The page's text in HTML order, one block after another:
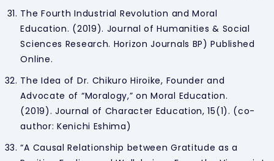
The Fourth Industrial Revolution and Moral
Education. (2019). Journal of Humanities & Social
Sciences Research. Horizon Journals BP) Published
Online.
The Idea of Dr. Chikuro Hiroike, Founder and
Advocate of “Moralogy,” on Moral Education.
(2019).Journal of Character Education, 15(1). (co-
author: Kenichi Eshima)
“A Causal Relationship between Gratitude as a